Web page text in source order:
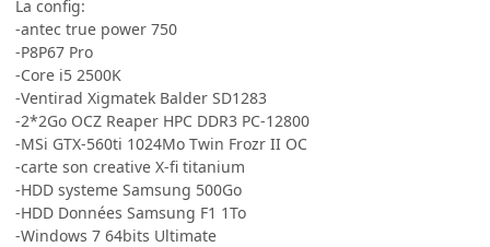
La config:
-antec true power 750
-P8P67 Pro
-Core i5 2500K
-Ventirad Xigmatek Balder SD1283
-2*2Go OCZ Reaper HPC DDR3 PC-12800
-MSi GTX-560ti 1024Mo Twin Frozr II OC
-carte son creative X-fi titanium
-HDD systeme Samsung 500Go
-HDD Données Samsung F1 1To
-Windows 7 64bits Ultimate